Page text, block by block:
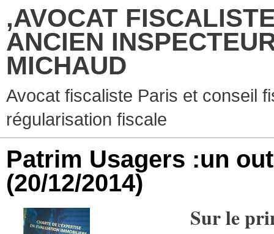
,AVOCAT
ANCIEN
MICHAUD
Avocat fiscaliste Paris et conseil
régularisation fiscale
Patrim Usagers :un
(20/12/2014)
Sur le